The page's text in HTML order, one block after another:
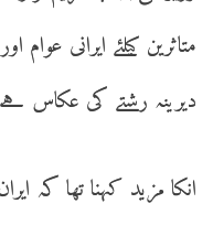
متاثرین کیلئے ایرانی
دیرینہ رشتے کی عکاس
انکا مزید کہنا تھا کہ